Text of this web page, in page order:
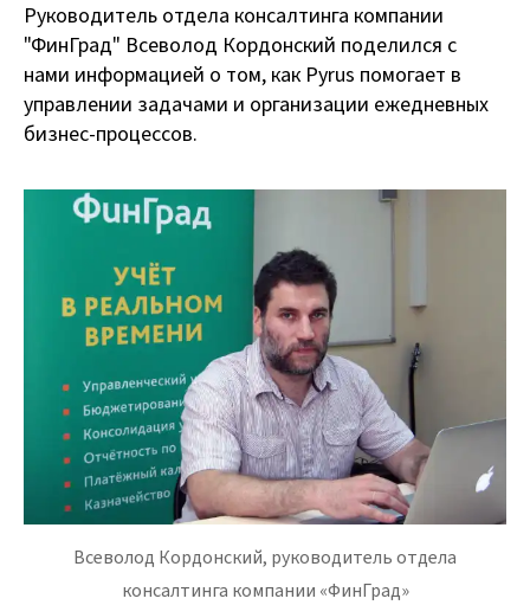
Руководитель отдела консалтинга компании
"ФинГрад" Всеволод Кордонский поделился с
нами информацией о том, как Pyrus помогает в
управлении задачами и организации ежедневных
бизнес-процессов.
Всеволод Кордонский, руководитель отдела
консалтинга компании «ФинГрад»